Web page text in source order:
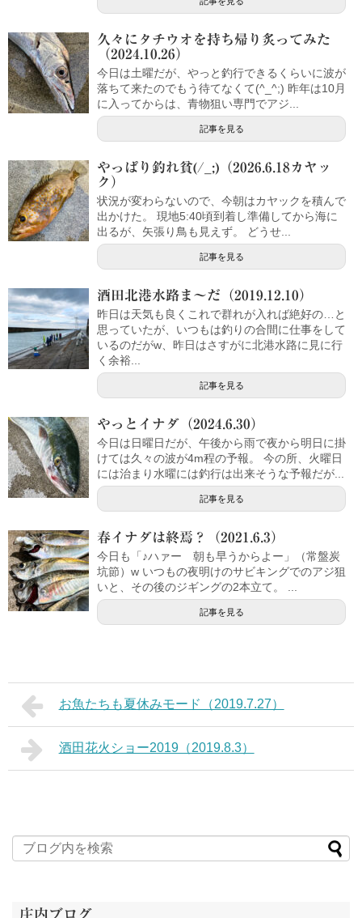
久々にタチウオを持ち帰り炙ってみた
（2024.10.26）
今日は土曜だが、やっと釣行できるくらいに波が
落ちて来たのでもう待てなくて(^_^;) 昨年は10月
に入ってからは、青物狙い専門でアジ...
記事を見る
やっぱり釣れ貧(/_;)（2026.6.18カヤッ
ク）
状況が変わらないので、今朝はカヤックを積んで
出かけた。 現地5:40頃到着し準備してから海に
出るが、矢張り鳥も見えず。 どうせ...
記事を見る
酒田北港水路ま～だ（2019.12.10）
昨日は天気も良くこれで群れが入れば絶好の…と
思っていたが、いつもは釣りの合間に仕事をして
いるのだがw、昨日はさすがに北港水路に見に行
く余裕...
記事を見る
やっとイナダ（2024.6.30）
今日は日曜日だが、午後から雨で夜から明日に掛
けては久々の波が4m程の予報。 今の所、火曜日
には治まり水曜には釣行は出来そうな予報だが...
記事を見る
春イナダは終焉？（2021.6.3）
今日も「♪ハァー 朝も早うからよー」（常盤炭
坑節）w いつもの夜明けのサビキングでのアジ狙
いと、その後のジギングの2本立て。 ...
記事を見る
お魚たちも夏休みモード（2019.7.27）
酒田花火ショー2019（2019.8.3）
庄内ブログ